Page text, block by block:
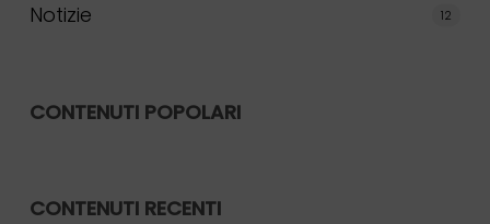
Notizie 12
CONTENUTI POPOLARI
CONTENUTI RECENTI